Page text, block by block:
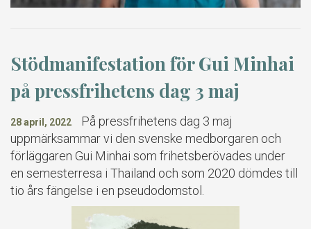
Stödmanifestation för Gui Minhai
på pressfrihetens dag 3 maj
28 april, 2022
På pressfrihetens dag 3 maj
uppmärksammar vi den svenske medborgaren och
förläggaren Gui Minhai som frihetsberövades under
en semesterresa i Thailand och som 2020 dömdes till
tio års fängelse i en pseudodomstol.